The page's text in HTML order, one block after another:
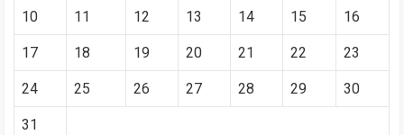
10 11 12 13 14 15 16
17 18 19 20 21 22 23
24 25 26 27 28 29 30
31